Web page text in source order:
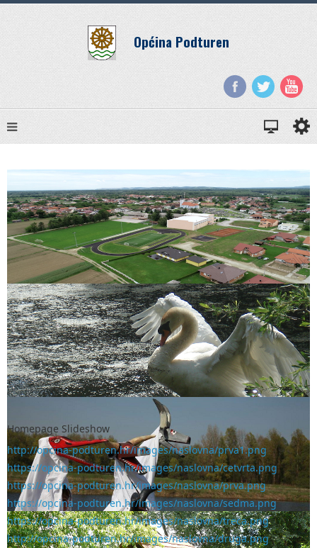
Općina Podturen
Homepage Slideshow
http://opcina-podturen.hr/images/naslovna/prva1.png
https://opcina-podturen.hr/images/naslovna/cetvrta.png
https://opcina-podturen.hr/images/naslovna/prva.png
https://opcina-podturen.hr/images/naslovna/sedma.png
https://opcina-podturen.hr/images/naslovna/treca.png
http://opcina-podturen.hr/images/naslovna/druga.png